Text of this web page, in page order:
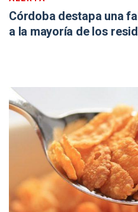
Córdoba destapa una
a la mayoría de los